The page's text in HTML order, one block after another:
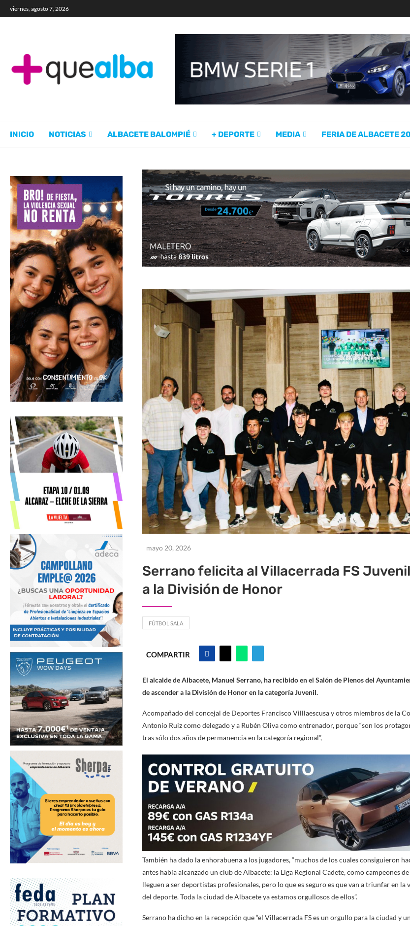
viernes, agosto 7, 2026
INICIO NOTICIAS ALBACETE BALOMPIÉ + DEPORTE MEDIA FERIA DE ALBACETE
mayo 20, 2026
Serrano felicita al Villacerrada FS
a la División de Honor
FÚTBOL SALA
COMPARTIR
El alcalde de Albacete, Manuel Serrano, ha recibido en el Salón de Plenos del
de ascender a la División de Honor en la categoría Juvenil.
Acompañado del concejal de Deportes Francisco Villlaescusa y otros miembros de la
Antonio Ruiz como delegado y a Rubén Oliva como entrenador, porque “son los
tras sólo dos años de permanencia en la categoría regional”,
También ha dado la enhorabuena a los jugadores, “muchos de los cuales consiguieron
antes había alcanzado un club de Albacete: la Liga Regional Cadete, como campeones
lleguen a ser deportistas profesionales, pero lo que es seguro es que van a triunfar en la
del deporte. Toda la ciudad de Albacete ya estamos orgullosos de ellos”.
Serrano ha dicho en la recepción que “el Villacerrada FS es un orgullo para la ciudad y